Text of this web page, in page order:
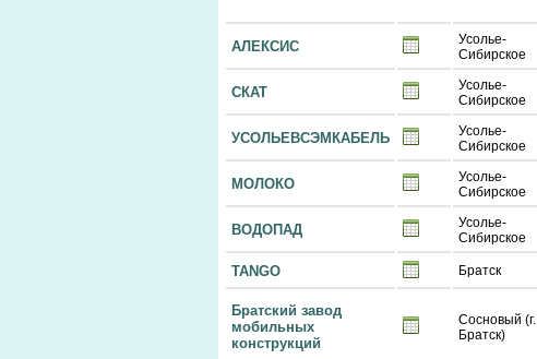
АЛЕКСИС
Усолье-
Сибирское
СКАТ
Усолье-
Сибирское
УСОЛЬЕВСЭМКАБЕЛЬ
Усолье-
Сибирское
МОЛОКО
Усолье-
Сибирское
ВОДОПАД
Усолье-
Сибирское
TANGO Братск
Братский завод
мобильных
конструкций
Сосновый (г.
Братск)